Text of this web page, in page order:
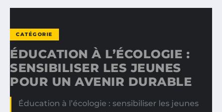
CATÉGORIE
ÉDUCATION À L’ÉCOLOGIE :
SENSIBILISER LES JEUNES
POUR UN AVENIR DURABLE
Éducation à l’écologie : sensibiliser les jeunes